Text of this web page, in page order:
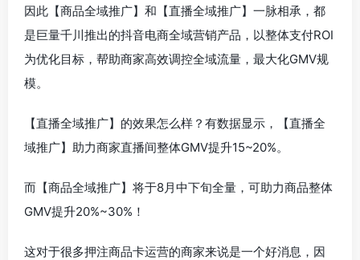
因此【商品全域推广】和【直播全域推广】一脉相承，都
是巨量千川推出的抖音电商全域营销产品，以整体支付ROI
为优化目标，帮助商家高效调控全域流量，最大化GMV规
模。
【直播全域推广】的效果怎么样？有数据显示，【直播全
域推广】助力商家直播间整体GMV提升15~20%。
而【商品全域推广】将于8月中下旬全量，可助力商品整体
GMV提升20%~30%！
这对于很多押注商品卡运营的商家来说是一个好消息，因